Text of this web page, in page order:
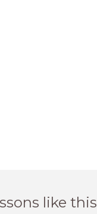
like this